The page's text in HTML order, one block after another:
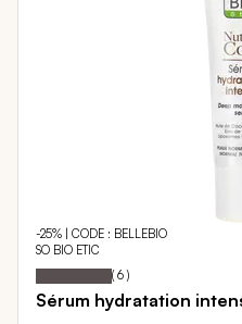
-25% | CODE : BELLEBIO
SO BIO ETIC
Notation: 100
% of
( 6 )
Sérum hydratation